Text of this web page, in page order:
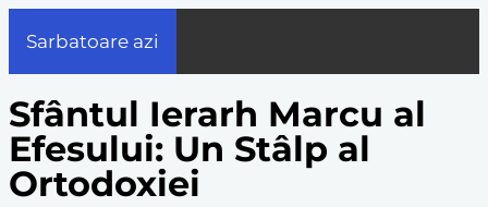
Sarbatoare azi
Sfântul Ierarh Marcu al
Efesului: Un Stâlp al
Ortodoxiei